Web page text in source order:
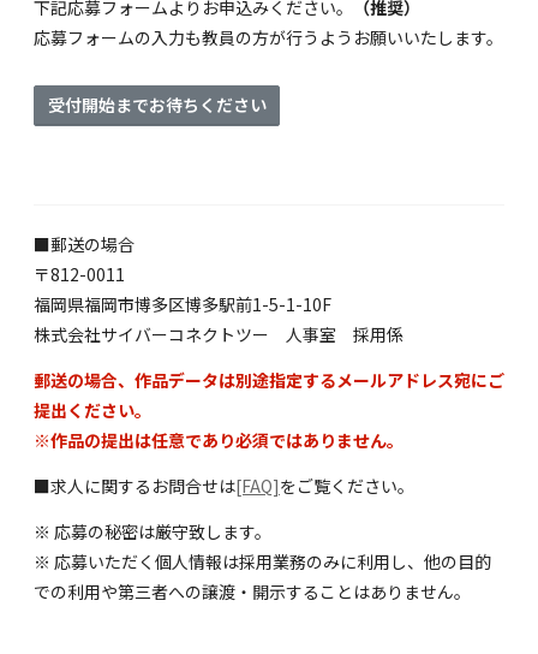
下記応募フォームよりお申込みください。
（推奨）
応募フォームの入力も教員の方が行うようお願いいたします。
受付開始までお待ちください
■郵送の場合
〒812-0011
福岡県福岡市博多区博多駅前1-5-1-10F
株式会社サイバーコネクトツー 人事室 採用係
郵送の場合、作品データは別途指定するメールアドレス宛にご
提出ください。
※作品の提出は任意であり必須ではありません。
■求人に関するお問合せは[FAQ]をご覧ください。
※ 応募の秘密は厳守致します。
※ 応募いただく個人情報は採用業務のみに利用し、他の目的
での利用や第三者への譲渡・開示することはありません。